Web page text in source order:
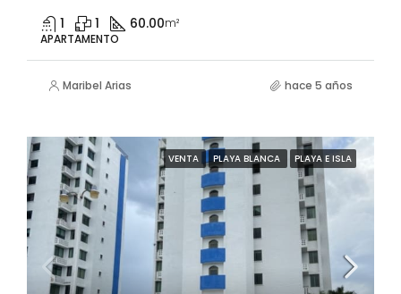
1 1 60.00m²
APARTAMENTO
Maribel Arias hace 5 años
VENTA PLAYA BLANCA PLAYA E ISLA